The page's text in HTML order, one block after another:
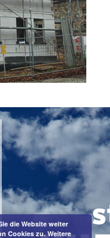
die Website weiter
Cookies zu.Weitere